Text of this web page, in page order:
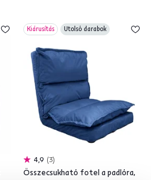
Kiárusítás Utolsó darabok
4,9 3
Összecsukható fotel a padlóra,